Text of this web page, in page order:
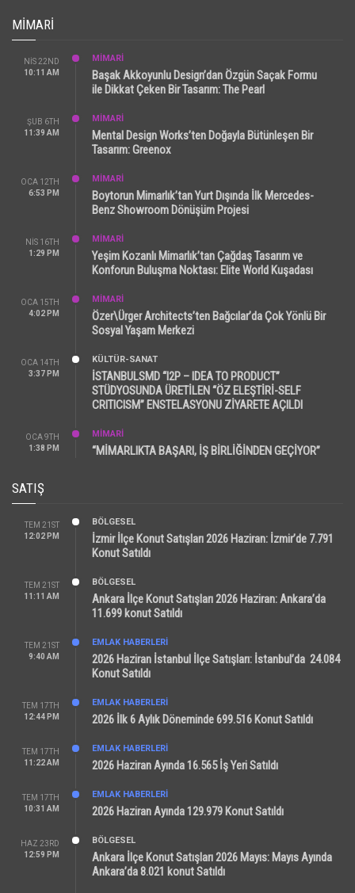
MIMARI
NIS 22ND
10:11 AM
MİMARİ
Başak Akkoyunlu Design’dan Özgün Saçak Formu
ile Dikkat Çeken Bir Tasarım: The Pearl
ŞUB 6TH
11:39 AM
MİMARİ
Mental Design Works’ten Doğayla Bütünleşen Bir
Tasarım: Greenox
OCA 12TH
6:53 PM
MİMARİ
Boytorun Mimarlık’tan Yurt Dışında İlk Mercedes-
Benz Showroom Dönüşüm Projesi
NIS 16TH
1:29 PM
MİMARİ
Yeşim Kozanlı Mimarlık’tan Çağdaş Tasarım ve
Konforun Buluşma Noktası: Elite World Kuşadası
OCA 15TH
4:02 PM
MİMARİ
Özer\Ürger Architects’ten Bağcılar’da Çok Yönlü Bir
Sosyal Yaşam Merkezi
OCA 14TH
3:37 PM
KÜLTÜR-SANAT
İSTANBULSMD “I2P – IDEA TO PRODUCT”
STÜDYOSUNDA ÜRETİLEN “ÖZ ELEŞTİRİ-SELF
CRITICISM” ENSTELASYONU ZİYARETE AÇILDI
OCA 9TH
1:38 PM
MİMARİ
“MİMARLIKTA BAŞARI, İŞ BİRLİĞİNDEN GEÇİYOR”
SATIŞ
TEM 21ST
12:02 PM
BÖLGESEL
İzmir İlçe Konut Satışları 2026 Haziran: İzmir’de 7.791
Konut Satıldı
TEM 21ST
11:11 AM
BÖLGESEL
Ankara İlçe Konut Satışları 2026 Haziran: Ankara’da
11.699 konut Satıldı
TEM 21ST
9:40 AM
EMLAK HABERLERI
2026 Haziran İstanbul İlçe Satışları: İstanbul’da 24.084
Konut Satıldı
TEM 17TH
12:44 PM
EMLAK HABERLERI
2026 İlk 6 Aylık Döneminde 699.516 Konut Satıldı
TEM 17TH
11:22 AM
EMLAK HABERLERI
2026 Haziran Ayında 16.565 İş Yeri Satıldı
TEM 17TH
10:31 AM
EMLAK HABERLERI
2026 Haziran Ayında 129.979 Konut Satıldı
HAZ 23RD
12:59 PM
BÖLGESEL
Ankara İlçe Konut Satışları 2026 Mayıs: Mayıs Ayında
Ankara’da 8.021 konut Satıldı